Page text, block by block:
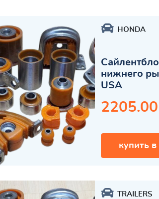
HONDA
нижнего
USA
купить
TRAILERS